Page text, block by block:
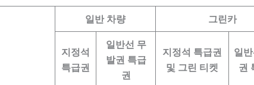
일반 차량 그린카
지정석
특급권
일반선 무
발권 특급
권
지정석 특급권
및 그린 티켓
일
권